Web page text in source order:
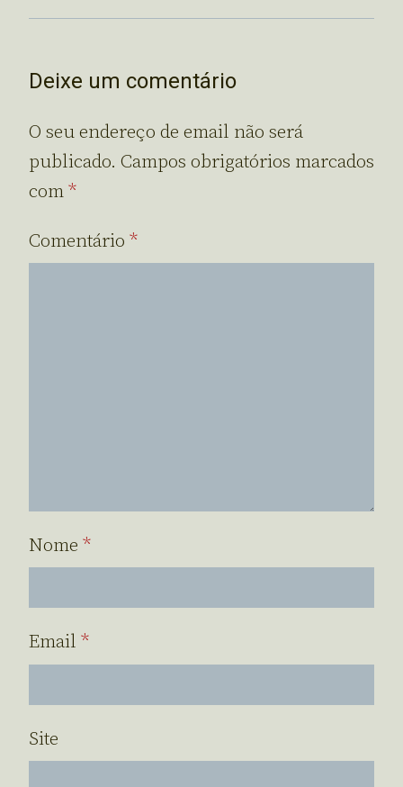
Deixe um comentário
O seu endereço de email não será
publicado. Campos obrigatórios marcados
com*
Comentário *
Nome *
Email *
Site